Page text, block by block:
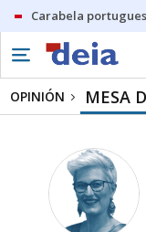
Carabela
OPINIÓN MESA